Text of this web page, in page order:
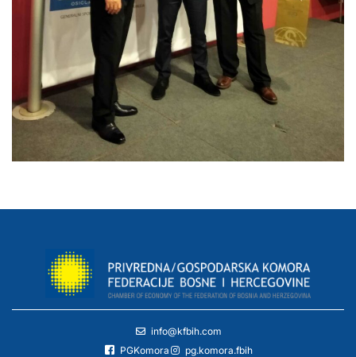
info@kfbih.com
PGKomora
pg.komora.fbih